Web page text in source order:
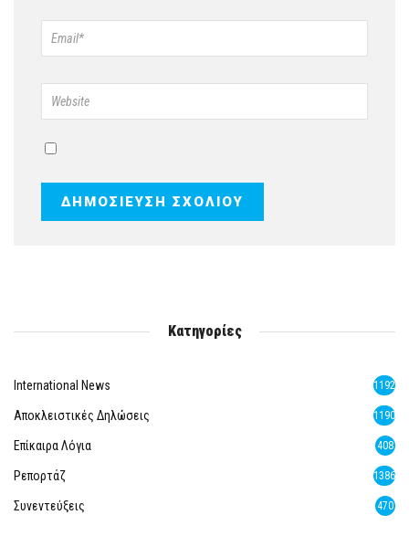
Κατηγορίες
International News 1192
Αποκλειστικές Δηλώσεις 1190
Επίκαιρα Λόγια 408
Ρεπορτάζ 1386
Συνεντεύξεις 470